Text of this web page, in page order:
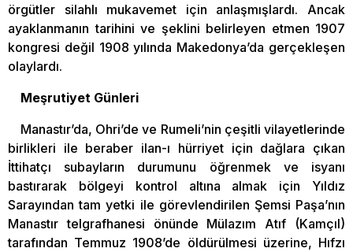
örgütler silahlı mukavemet için anlaşmışlardı. Ancak
ayaklanmanın tarihini ve şeklini belirleyen etmen 1907
kongresi değil 1908 yılında Makedonya’da gerçekleşen
olaylardı.
Meşrutiyet Günleri
Manastır’da, Ohri’de ve Rumeli’nin çeşitli vilayetlerinde
birlikleri ile beraber ilan-ı hürriyet için dağlara çıkan
İttihatçı subayların durumunu öğrenmek ve isyanı
bastırarak bölgeyi kontrol altına almak için Yıldız
Sarayından tam yetki ile görevlendirilen Şemsi Paşa’nın
Manastır telgrafhanesi önünde Mülazım Atıf (Kamçıl)
tarafından Temmuz 1908’de öldürülmesi üzerine, Hıfzı